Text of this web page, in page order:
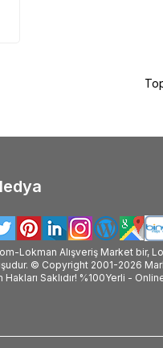
#Thalia_marka_ürünleri_satan
Lokman Alışveriş Market bir,
© Copyright 2001-2026
Saklıdır! %100Yerli -